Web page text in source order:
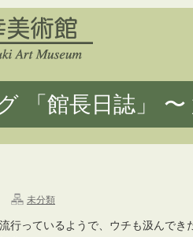
「館長日誌」
未分類
行っているようで、ウチも汲んでき